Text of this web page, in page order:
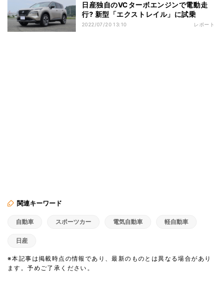
日産独自のVCターボエンジンで電動走
行? 新型「エクストレイル」に試乗
2022/07/20 13:10 レポート
関連キーワード
自動車 スポーツカー 電気自動車 軽自動車
日産
※本記事は掲載時点の情報であり、最新のものとは異なる場合があり
ます。予めご了承ください。